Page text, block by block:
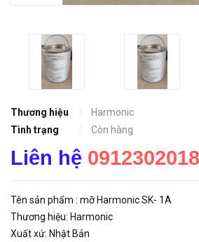
Thương hiệu
Harmonic
Tình trạng
Còn hàng
Liên hệ 0912302018
Tên sản phẩm : mỡ Harmonic SK- 1A
Thương hiệu: Harmonic
Xuất xứ: Nhật Bản